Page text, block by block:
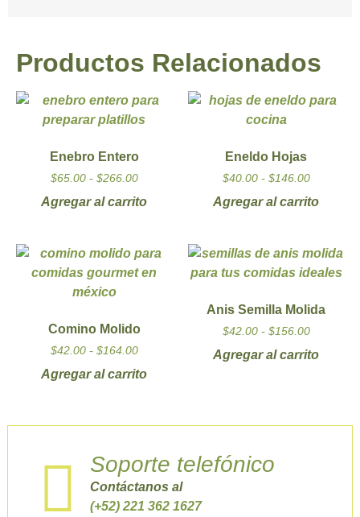
Productos Relacionados
Enebro Entero
$65.00 - $266.00
Agregar al carrito
Eneldo Hojas
$40.00 - $146.00
Agregar al carrito
Comino Molido
$42.00 - $164.00
Agregar al carrito
Anis Semilla Molida
$42.00 - $156.00
Agregar al carrito
Soporte telefónico
Contáctanos al
(+52) 221 362 1627